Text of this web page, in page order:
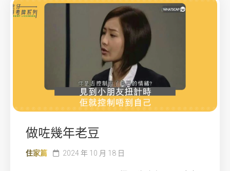
做咗幾年老豆
住家篇 2024 年 10 月 18 日